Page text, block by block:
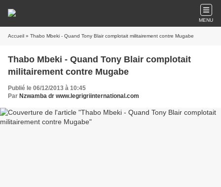
MENU
Accueil » Thabo Mbeki - Quand Tony Blair complotait militairement contre Mugabe
Thabo Mbeki - Quand Tony Blair complotait
militairement contre Mugabe
Publié le 06/12/2013 à 10:45
Par Nzwamba dr www.legrigriinternational.com